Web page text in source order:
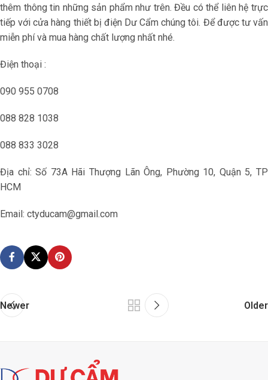
thêm thông tin những sản phẩm như trên. Đều có thể liên hệ trực
tiếp với cửa hàng thiết bị điện Dư Cẩm chúng tôi. Để được tư vấn
miễn phí và mua hàng chất lượng nhất nhé.
Điện thoại :
090 955 0708
088 828 1038
088 833 3028
Địa chỉ: Số 73A Hãi Thượng Lãn Ông, Phường 10, Quận 5, TP
HCM
Email: ctyducam@gmail.com
Newer Older